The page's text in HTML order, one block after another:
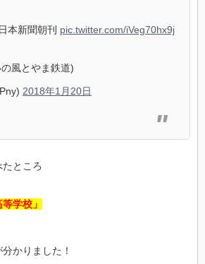
本新聞朝刊 pic.twitter.com/iVeg70hx9j
風とやま鉄道)
2018年1月20日
ところ
学校」
かりました！